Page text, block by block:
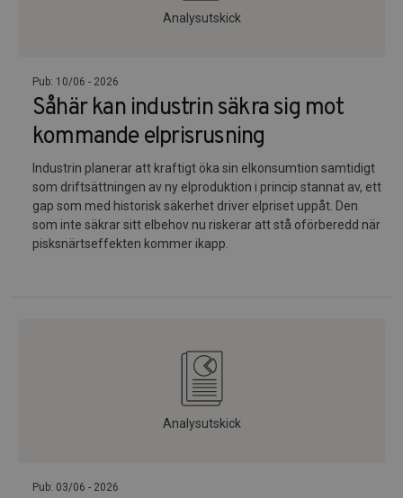
Analysutskick
Pub: 10/06 - 2026
Såhär kan industrin säkra sig mot
kommande elprisrusning
Industrin planerar att kraftigt öka sin elkonsumtion samtidigt
som driftsättningen av ny elproduktion i princip stannat av, ett
gap som med historisk säkerhet driver elpriset uppåt. Den
som inte säkrar sitt elbehov nu riskerar att stå oförberedd när
pisksnärtseffekten kommer ikapp.
Analysutskick
Pub: 03/06 - 2026